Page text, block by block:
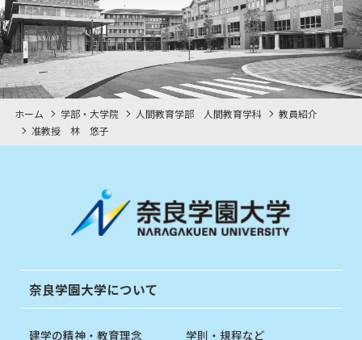
ホーム 学部・大学院 人間教育学部 人間教育学科
教員紹介
准教授 林 悠子
奈良学園大学について
建学の精神・教育理念 学則・規程など